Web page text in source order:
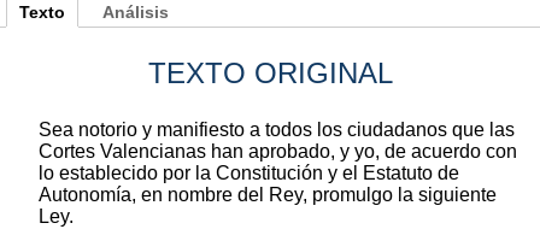
Texto
TEXTO ORIGINAL
Sea notorio y manifiesto a todos los ciudadanos que las
Cortes Valencianas han aprobado, y yo, de acuerdo con
lo establecido por la Constitución y el Estatuto de
Autonomía, en nombre del Rey, promulgo la siguiente
Ley.
Análisis